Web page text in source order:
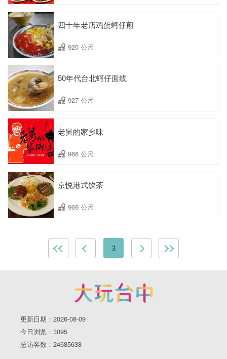
四十年老店鸡蛋蚵仔煎
920 公尺
50年代台北蚵仔面线
927 公尺
老舅的家乡味
966 公尺
京悦港式饮茶
969 公尺
3
更新日期：2026-08-09
今日浏览：3095
总访客数：24685638